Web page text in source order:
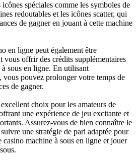
spéciales comme les symboles de
redoutables et les icônes scatter, qui
de gagner en jouant à cette machine
en ligne peut également être
vous offrir des crédits supplémentaires
sous en ligne. En utilisant
vous pouvez prolonger votre temps de
de gagner.
choix pour les amateurs de
une expérience de jeu excitante et
Assurez-vous de bien connaître le
une stratégie de pari adaptée pour
machine à sous en ligne et jouer